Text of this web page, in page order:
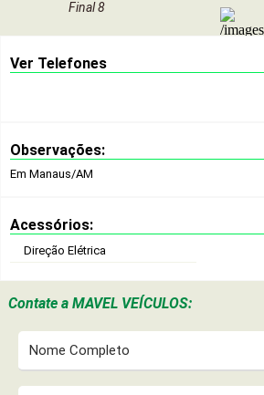
Final 8
Ver Telefones
Observações:
Em Manaus/AM
Acessórios:
Direção Elétrica
Contate a MAVEL VEÍCULOS: